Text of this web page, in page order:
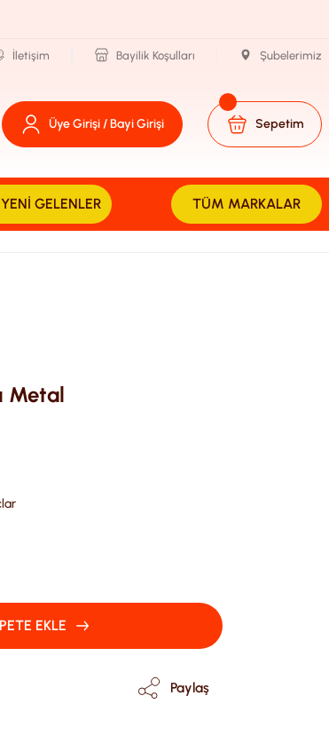
İletişim Bayilik Koşulları Şubelerimiz
Üye Girişi / Bayi Girişi Sepetim
YENI GELENLER TÜM MARKALAR
Metal
EKLE
Paylaş